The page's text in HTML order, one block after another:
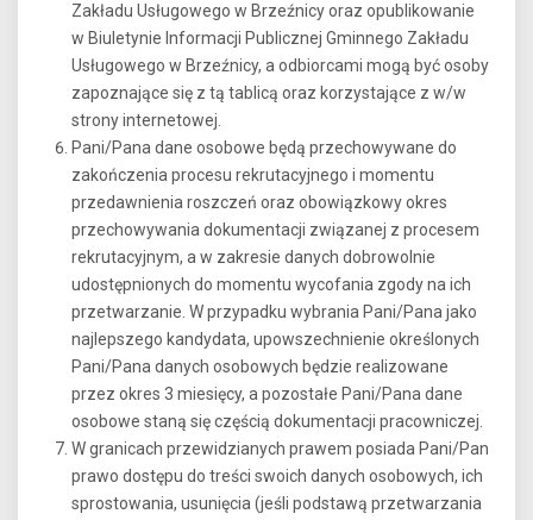
Zakładu Usługowego w Brzeźnicy oraz opublikowanie
w Biuletynie Informacji Publicznej Gminnego Zakładu
Usługowego w Brzeźnicy, a odbiorcami mogą być osoby
zapoznające się z tą tablicą oraz korzystające z w/w
strony internetowej.
Pani/Pana dane osobowe będą przechowywane do
zakończenia procesu rekrutacyjnego i momentu
przedawnienia roszczeń oraz obowiązkowy okres
przechowywania dokumentacji związanej z procesem
rekrutacyjnym, a w zakresie danych dobrowolnie
udostępnionych do momentu wycofania zgody na ich
przetwarzanie. W przypadku wybrania Pani/Pana jako
najlepszego kandydata, upowszechnienie określonych
Pani/Pana danych osobowych będzie realizowane
przez okres 3 miesięcy, a pozostałe Pani/Pana dane
osobowe staną się częścią dokumentacji pracowniczej.
W granicach przewidzianych prawem posiada Pani/Pan
prawo dostępu do treści swoich danych osobowych, ich
sprostowania, usunięcia (jeśli podstawą przetwarzania